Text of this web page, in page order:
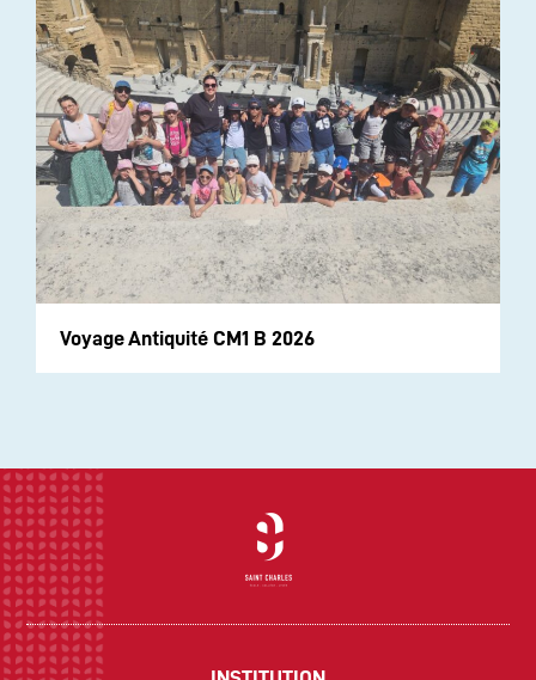
Voyage Antiquité CM1 B 2026